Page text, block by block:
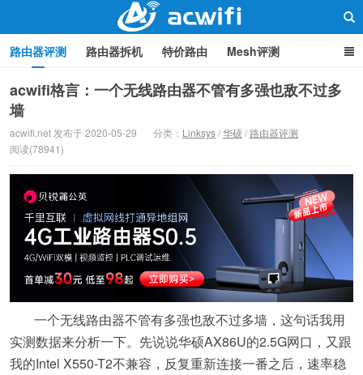
路由器交流
路由器评测 路由器拆机 特价路由 Mesh评测
路由器设置 软路由 路由器刷机 品牌分类 监控
中继/桥接
acwifi格言：一个无线路由器不管有多强也敌不过多
墙
acwifi.net 发布于 2020-05-29 分类： Linksys/华硕/ 路由器评测
阅读(78941)
一个无线路由器不管有多强也敌不过多墙，这句话我用
实测数据来分析一下。先说说华硕AX86U的2.5G网口，又跟
我的Intel X550-T2不兼容，反复重新连接一番之后，速率稳